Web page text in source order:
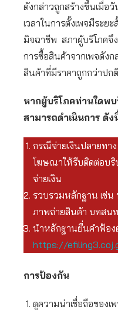
ดังกล่าวถูกสร้างขึ้นเมื่อ
เวลาในการตั้งเพจมีระย
มิจฉาชีพ สภาผู้บริโภคจึ
การซื้อสินค้าจากเพจดัง
สินค้าที่มีราคาถูกกว่าปกติ
หากผู้บริโภคท่านใดพ
สามารถดำเนินการ ดัง
กรณีจ่ายเงินปลายทา
โฆษณาให้รีบติดต่อบริ
จ่ายเงิน
รวบรวมหลักฐาน เช่น
ภาพถ่ายสินค้า บทสน
นำหลักฐานยื่นคำฟ้อง
https://
การป้องกัน
ดูความน่าเชื่อถือของเ